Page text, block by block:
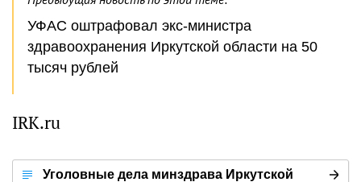
УФАС оштрафовал экс-министра
здравоохранения Иркутской области на 50
тысяч рублей
IRK.ru
Уголовные дела минздрава Иркутской